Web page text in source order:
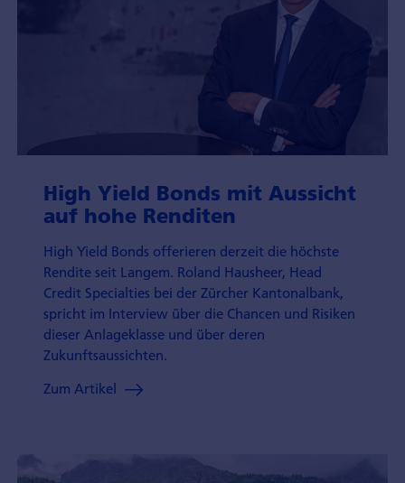
High Yield Bonds mit Aussicht
auf hohe Renditen
High Yield Bonds offerieren derzeit die höchste
Rendite seit Langem. Roland Hausheer, Head
Credit Specialties bei der Zürcher Kantonalbank,
spricht im Interview über die Chancen und Risiken
dieser Anlageklasse und über deren
Zukunftsaussichten.
Zum Artikel